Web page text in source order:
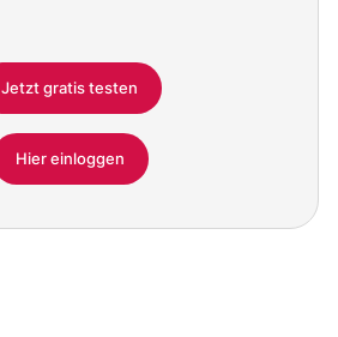
Jetzt gratis testen
Hier einloggen